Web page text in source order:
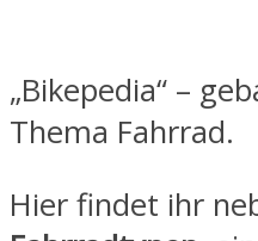
„Bikepedia“ –
Thema Fahrrad.
Hier findet ihr